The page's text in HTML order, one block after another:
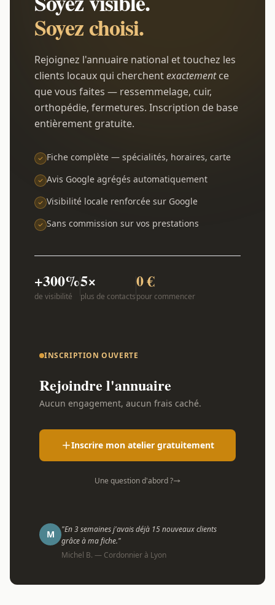
Soyez choisi.
Rejoignez l'annuaire national et touchez les
clients locaux qui cherchentexactementce
que vous faites — ressemmelage, cuir,
orthopédie, fermetures. Inscription de base
entièrement gratuite.
Fiche complète — spécialités, horaires, carte
Avis Google agrégés automatiquement
Visibilité locale renforcée sur Google
Sans commission sur vos prestations
+300%
de visibilité
5×
plus de contacts
0 €
pour commencer
INSCRIPTION OUVERTE
Rejoindre l'annuaire
Aucun engagement, aucun frais caché.
Inscrire mon atelier gratuitement
Une question d'abord ?
M
"En 3 semaines j'avais déjà 15 nouveaux clients
grâce à ma fiche."
Michel B. — Cordonnier à Lyon